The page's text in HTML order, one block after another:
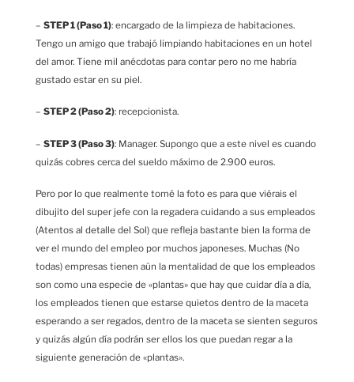
– STEP 1 (Paso 1): encargado de la limpieza de habitaciones.
Tengo un amigo que trabajó limpiando habitaciones en un hotel
del amor. Tiene mil anécdotas para contar pero no me habría
gustado estar en su piel.
– STEP 2 (Paso 2): recepcionista.
– STEP 3 (Paso 3): Manager. Supongo que a este nivel es cuando
quizás cobres cerca del sueldo máximo de 2.900 euros.
Pero por lo que realmente tomé la foto es para que viérais el
dibujito del super jefe con la regadera cuidando a sus empleados
(Atentos al detalle del Sol) que refleja bastante bien la forma de
ver el mundo del empleo por muchos japoneses. Muchas (No
todas) empresas tienen aún la mentalidad de que los empleados
son como una especie de «plantas» que hay que cuidar día a día,
los empleados tienen que estarse quietos dentro de la maceta
esperando a ser regados, dentro de la maceta se sienten seguros
y quizás algún día podrán ser ellos los que puedan regar a la
siguiente generación de «plantas».